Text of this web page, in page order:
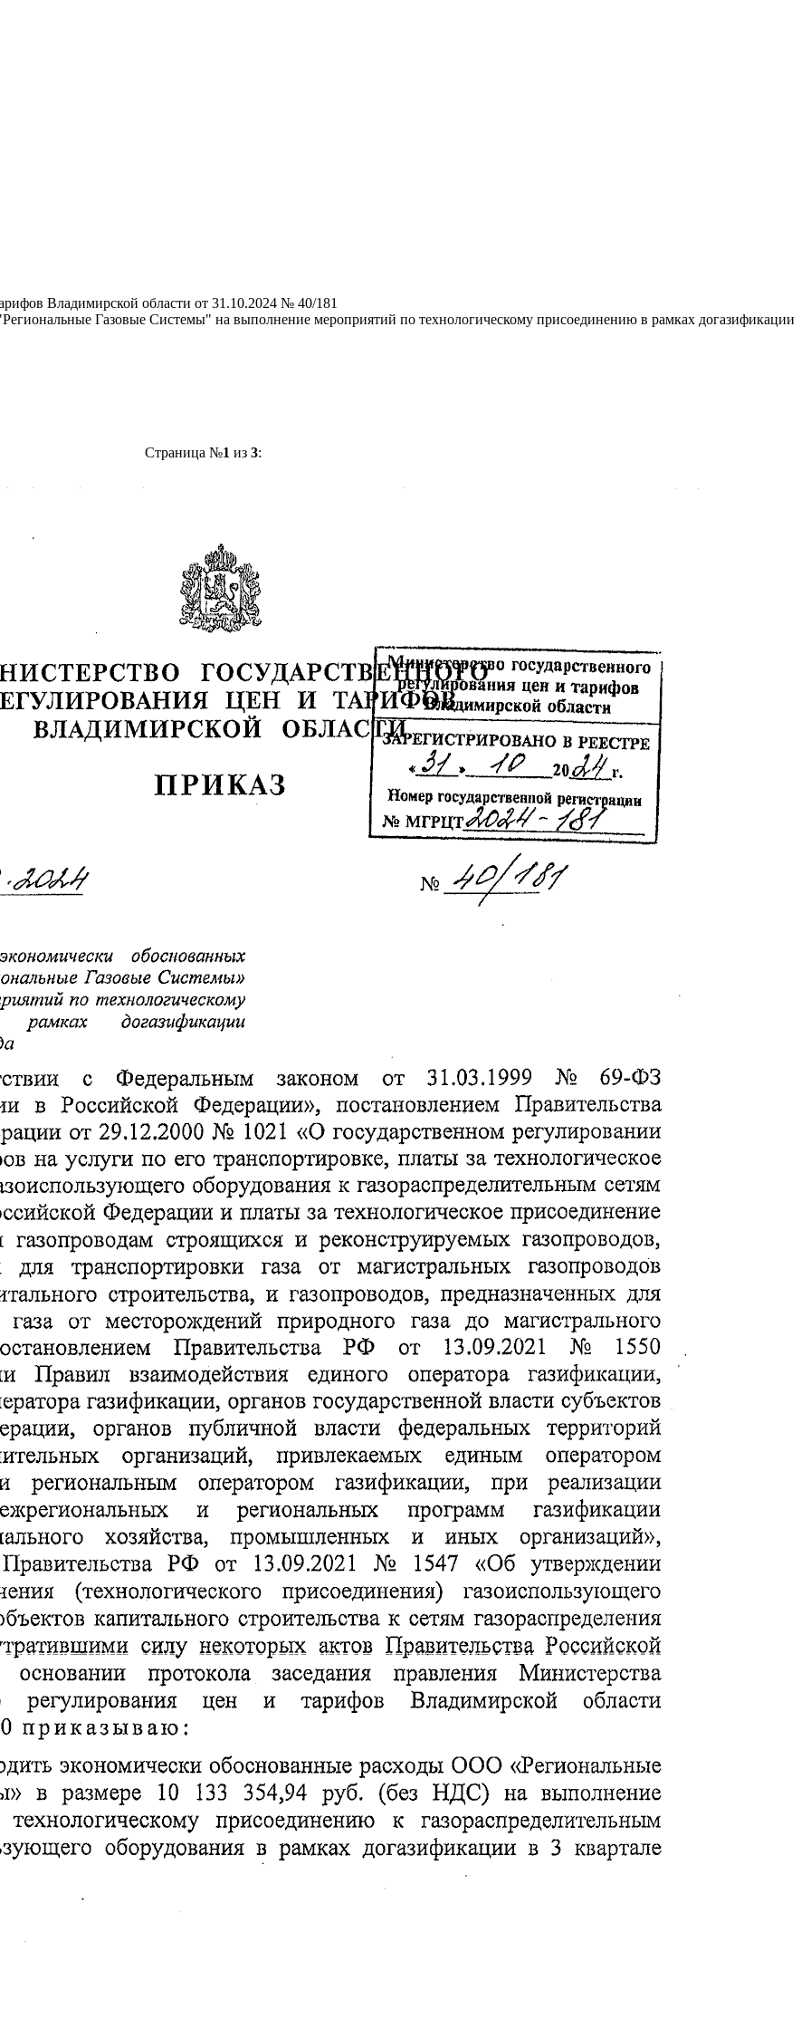
Владимирской области от 31.10.2024 № 40/181
Газовые Системы" на выполнение мероприятий по технологическому присоединению в рамках догазификации
Страница №1 из 3: